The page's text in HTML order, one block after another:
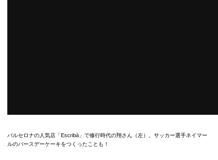
バルセロナの人気店「Escribà」で修行時代の翔さん（左）。サッカー選手ネイマー
ルのバースデーケーキをつくったことも！